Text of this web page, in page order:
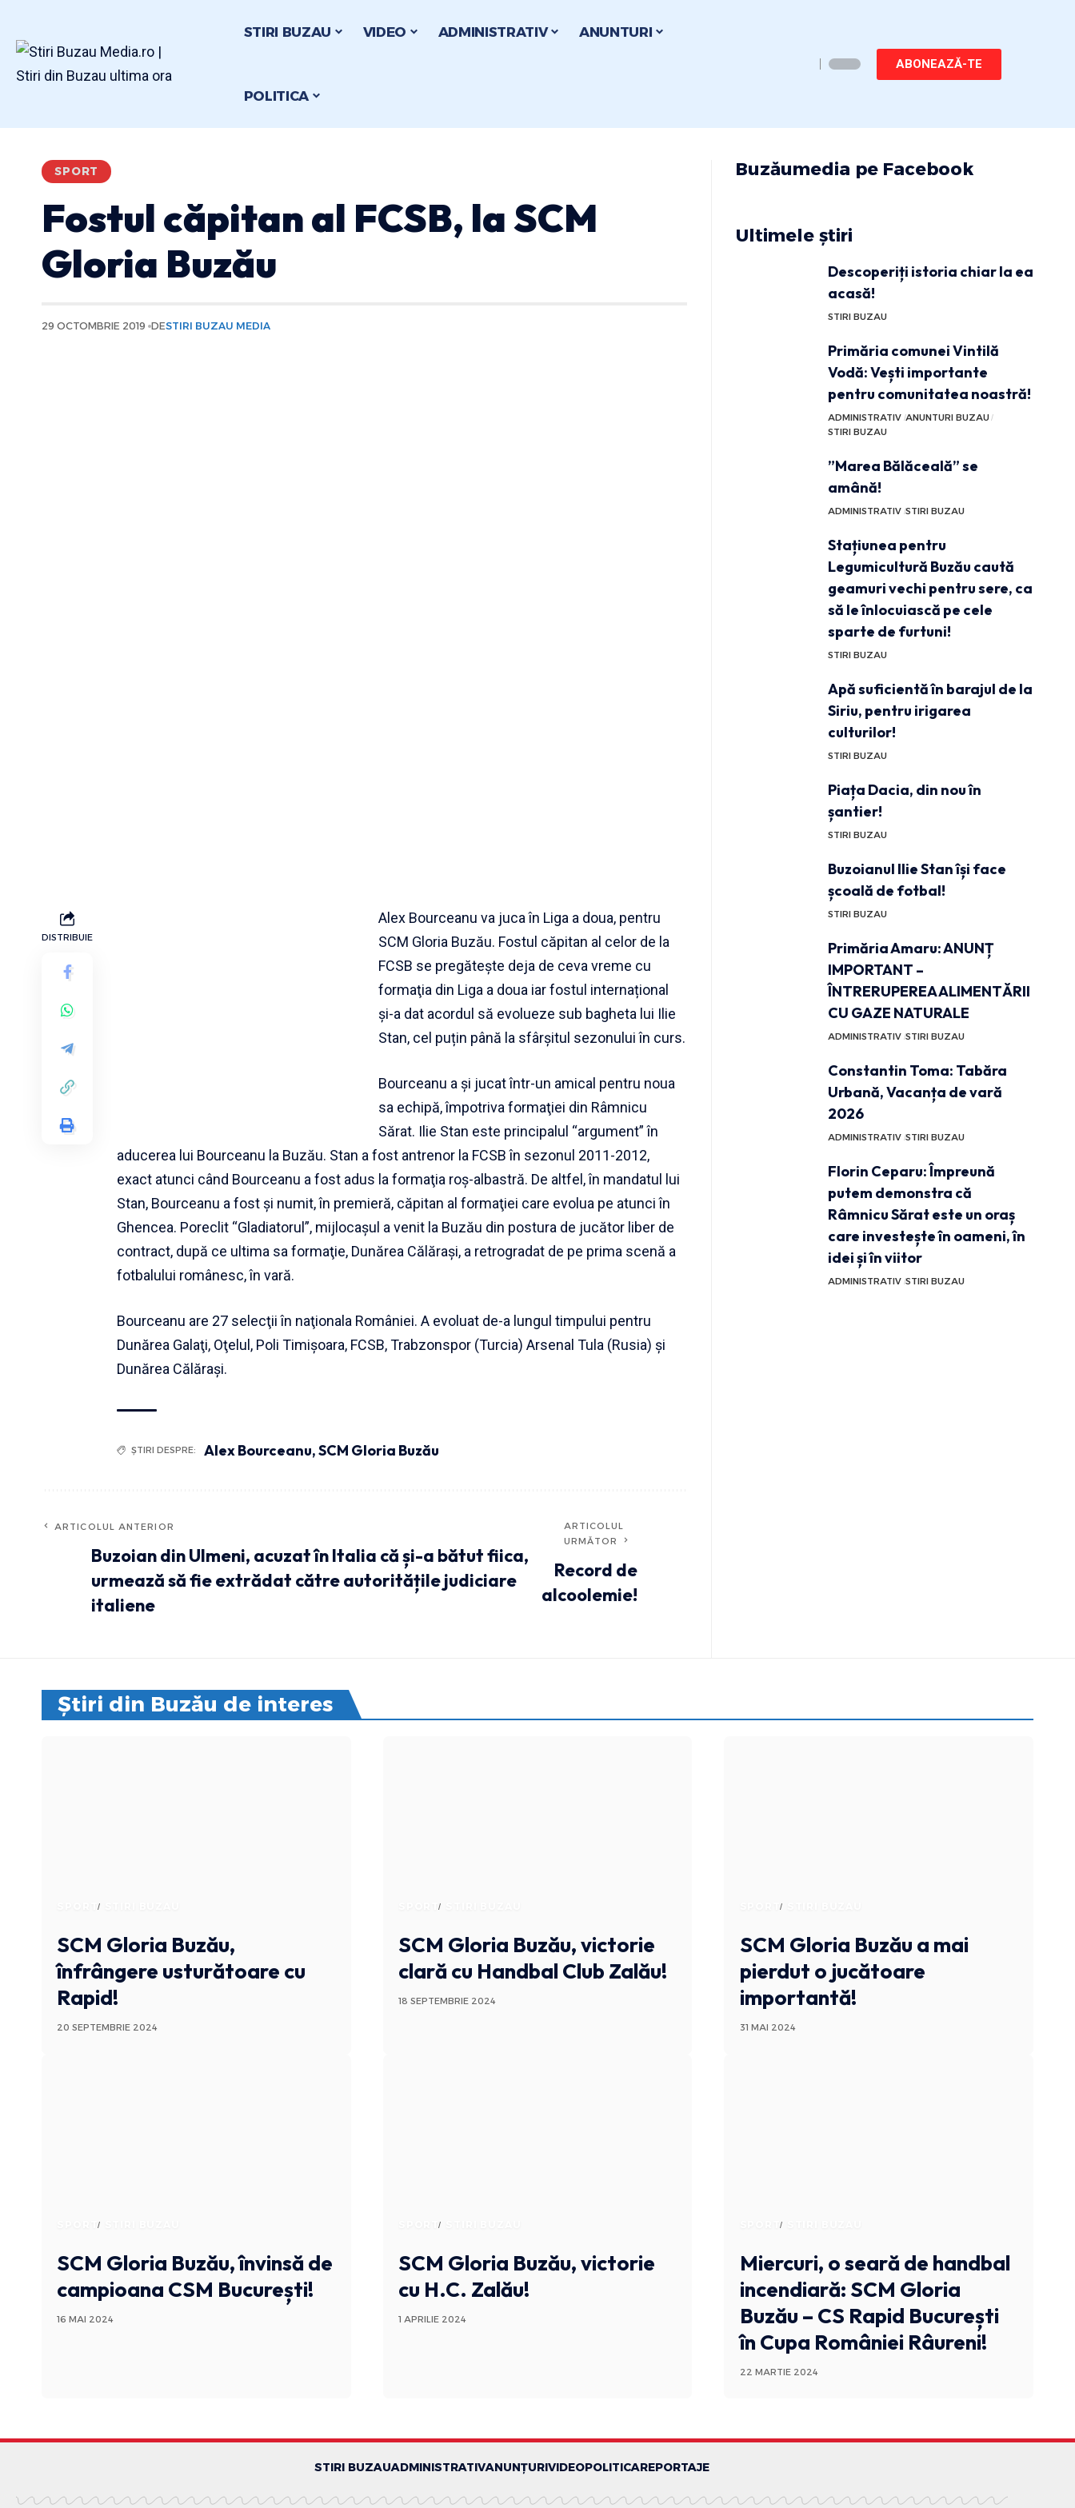
STIRI BUZAU VIDEO ADMINISTRATIV ANUNTURI
POLITICA
ABONEAZĂ-TE
SPORT
Fostul căpitan al FCSB, la SCM
Gloria Buzău
29 OCTOMBRIE 2019 DESTIRI BUZAU MEDIA
DISTRIBUIE
Alex Bourceanu va juca în Liga a doua, pentru
SCM Gloria Buzău. Fostul căpitan al celor de la
FCSB se pregăteşte deja de ceva vreme cu
formaţia din Liga a doua iar fostul internațional
și-a dat acordul să evolueze sub bagheta lui Ilie
Stan, cel puțin până la sfârșitul sezonului în curs.
Bourceanu a şi jucat într-un amical pentru noua
sa echipă, împotriva formaţiei din Râmnicu
Sărat. Ilie Stan este principalul “argument” în
aducerea lui Bourceanu la Buzău. Stan a fost antrenor la FCSB în sezonul 2011-2012,
exact atunci când Bourceanu a fost adus la formaţia roş-albastră. De altfel, în mandatul lui
Stan, Bourceanu a fost şi numit, în premieră, căpitan al formaţiei care evolua pe atunci în
Ghencea. Poreclit “Gladiatorul”, mijlocaşul a venit la Buzău din postura de jucător liber de
contract, după ce ultima sa formaţie, Dunărea Călăraşi, a retrogradat de pe prima scenă a
fotbalului românesc, în vară.
Bourceanu are 27 selecţii în naţionala României. A evoluat de-a lungul timpului pentru
Dunărea Galaţi, Oţelul, Poli Timişoara, FCSB, Trabzonspor (Turcia) Arsenal Tula (Rusia) şi
Dunărea Călăraşi.
ȘTIRI DESPRE: Alex Bourceanu,SCM Gloria Buzău
ARTICOLUL ANTERIOR
Buzoian din Ulmeni, acuzat în Italia că și-a bătut fiica,
urmează să fie extrădat către autoritățile judiciare
italiene
ARTICOLUL
URMĂTOR
Record de
alcoolemie!
Buzăumedia pe Facebook
Ultimele știri
Descoperiți istoria chiar la ea
acasă!
STIRI BUZAU
Primăria comunei Vintilă
Vodă: Vești importante
pentru comunitatea noastră!
ADMINISTRATIV ANUNTURI BUZAU
STIRI BUZAU
”Marea Bălăceală” se
amână!
ADMINISTRATIV STIRI BUZAU
Stațiunea pentru
Legumicultură Buzău caută
geamuri vechi pentru sere, ca
să le înlocuiască pe cele
sparte de furtuni!
STIRI BUZAU
Apă suficientă în barajul de la
Siriu, pentru irigarea
culturilor!
STIRI BUZAU
Piața Dacia, din nou în
șantier!
STIRI BUZAU
Buzoianul Ilie Stan își face
școală de fotbal!
STIRI BUZAU
Primăria Amaru: ANUNȚ
IMPORTANT –
ÎNTRERUPEREA ALIMENTĂRII
CU GAZE NATURALE
ADMINISTRATIV STIRI BUZAU
Constantin Toma: Tabăra
Urbană, Vacanța de vară
2026
ADMINISTRATIV STIRI BUZAU
Florin Ceparu: Împreună
putem demonstra că
Râmnicu Sărat este un oraș
care investește în oameni, în
idei și în viitor
ADMINISTRATIV STIRI BUZAU
Știri din Buzău de interes
SPORT
SCM Gloria Buzău,
înfrângere usturătoare cu
Rapid!
20 SEPTEMBRIE 2024
SPORT
SCM Gloria Buzău, victorie
clară cu Handbal Club Zalău!
18 SEPTEMBRIE 2024
SPORT
SCM Gloria Buzău a mai
pierdut o jucătoare
importantă!
31 MAI 2024
SPORT
SCM Gloria Buzău, învinsă de
campioana CSM București!
16 MAI 2024
SPORT
SCM Gloria Buzău, victorie
cu H.C. Zalău!
1 APRILIE 2024
SPORT
Miercuri, o seară de handbal
incendiară: SCM Gloria
Buzău – CS Rapid București
în Cupa României Râureni!
22 MARTIE 2024
STIRI BUZAUADMINISTRATIVANUNȚURIVIDEOPOLITICAREPORTAJE